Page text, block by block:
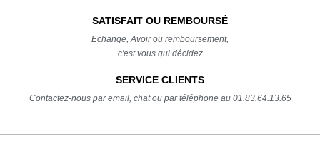
SATISFAIT OU REMBOURSÉ
Echange, Avoir ou remboursement,
c'est vous qui décidez
SERVICE CLIENTS
Contactez-nous par email, chat ou par téléphone au 01.83.64.13.65